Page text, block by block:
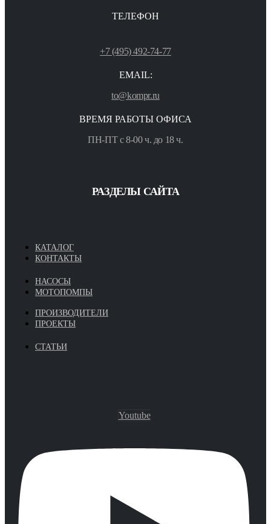
ТЕЛЕФОН
+7 (495) 492-74-77
EMAIL:
to@kompr.ru
ВРЕМЯ РАБОТЫ ОФИСА
ПН-ПТ с 8-00 ч. до 18 ч.
РАЗДЕЛЫ САЙТА
КАТАЛОГ
КОНТАКТЫ
НАСОСЫ
МОТОПОМПЫ
ПРОИЗВОДИТЕЛИ
ПРОЕКТЫ
СТАТЬИ
Youtube